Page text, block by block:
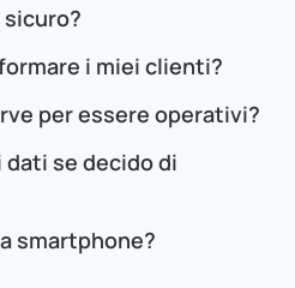
i miei clienti?
per essere operativi?
se decido di
smartphone?